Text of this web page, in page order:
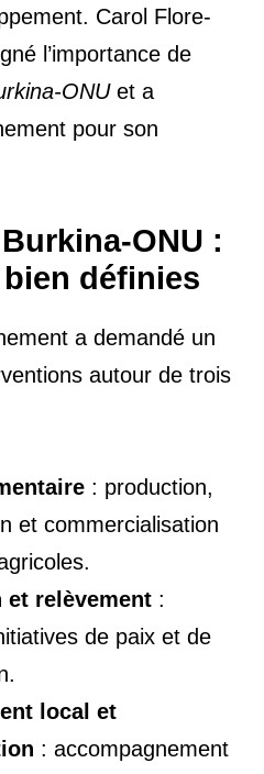
Carol Flore-
l’importance de
ONUet a
pour son
ONU :
définies
a demandé un
autour de trois
: production,
et commercialisation
relèvement :
de paix et de
local et
: accompagnement